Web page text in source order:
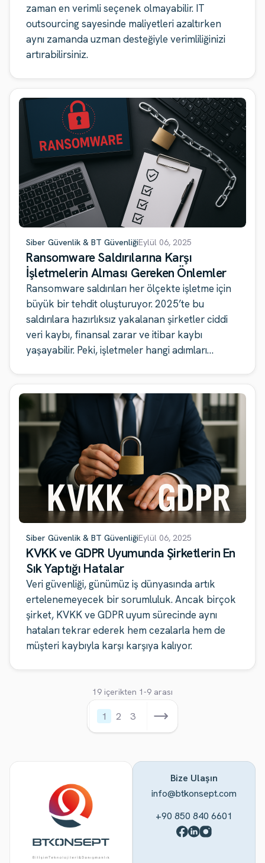
zaman en verimli seçenek olmayabilir. IT
outsourcing sayesinde maliyetleri azaltırken
aynı zamanda uzman desteğiyle verimliliğinizi
artırabilirsiniz.
Siber Güvenlik & BT GüvenliğiEylül 06, 2025
Ransomware Saldırılarına Karşı
İşletmelerin Alması Gereken Önlemler
Ransomware saldırıları her ölçekte işletme için
büyük bir tehdit oluşturuyor. 2025’te bu
saldırılara hazırlıksız yakalanan şirketler ciddi
veri kaybı, finansal zarar ve itibar kaybı
yaşayabilir. Peki, işletmeler hangi adımları
Siber Güvenlik & BT GüvenliğiEylül 06, 2025
KVKK ve GDPR Uyumunda Şirketlerin En
Sık Yaptığı Hatalar
Veri güvenliği, günümüz iş dünyasında artık
ertelenemeyecek bir sorumluluk. Ancak birçok
şirket, KVKK ve GDPR uyum sürecinde aynı
hataları tekrar ederek hem cezalarla hem de
müşteri kaybıyla karşı karşıya kalıyor.
19 içerikten 1-9 arası
1 2 3
Bize Ulaşın
info@btkonsept.com
+90 850 840 6601